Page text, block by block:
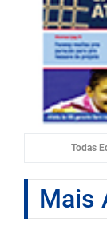
Todas
Mais